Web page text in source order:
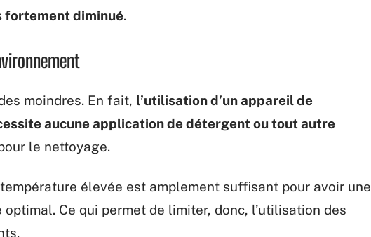
fortement diminué.
moindres. En fait, l’utilisation d’un appareil de
aucune application de détergent ou tout autre
le nettoyage.
élevée est amplement suffisant pour avoir une
Ce qui permet de limiter, donc, l’utilisation des